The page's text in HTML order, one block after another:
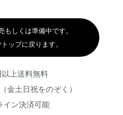
もしくは準備中です。
ップに戻ります。
以上送料無料
金土日祝をのぞく）
イン決済可能